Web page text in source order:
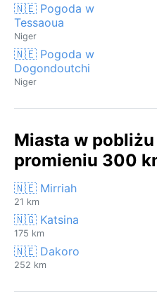
🇳🇪 Pogoda w
Tessaoua
Niger
🇳🇪 Pogoda w
Dogondoutchi
Niger
Miasta w
promieniu 300
🇳🇪 Mirriah
21 km
🇳🇬 Katsina
175 km
🇳🇪 Dakoro
252 km